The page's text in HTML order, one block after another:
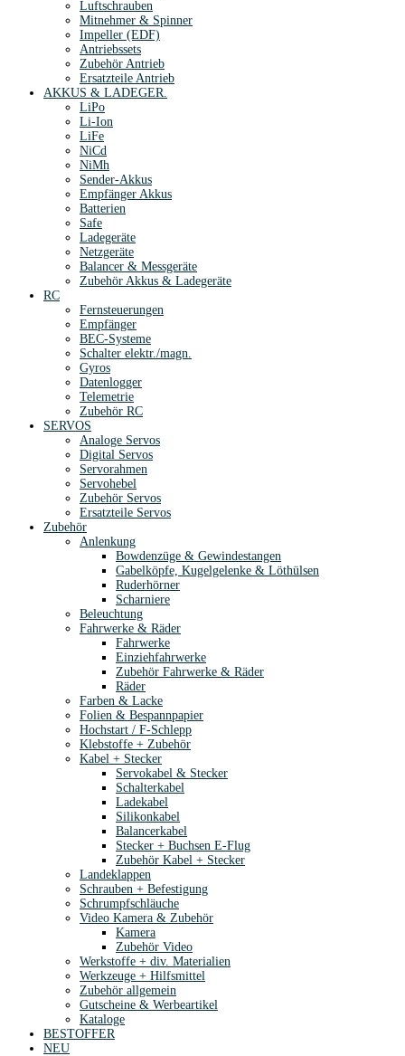
Luftschrauben
Mitnehmer & Spinner
Impeller (EDF)
Antriebssets
Zubehör Antrieb
Ersatzteile Antrieb
AKKUS & LADEGER.
LiPo
Li-Ion
LiFe
NiCd
NiMh
Sender-Akkus
Empfänger Akkus
Batterien
Safe
Ladegeräte
Netzgeräte
Balancer & Messgeräte
Zubehör Akkus & Ladegeräte
RC
Fernsteuerungen
Empfänger
BEC-Systeme
Schalter elektr./magn.
Gyros
Datenlogger
Telemetrie
Zubehör RC
SERVOS
Analoge Servos
Digital Servos
Servorahmen
Servohebel
Zubehör Servos
Ersatzteile Servos
Zubehör
Anlenkung
Bowdenzüge & Gewindestangen
Gabelköpfe, Kugelgelenke & Löthülsen
Ruderhörner
Scharniere
Beleuchtung
Fahrwerke & Räder
Fahrwerke
Einziehfahrwerke
Zubehör Fahrwerke & Räder
Räder
Farben & Lacke
Folien & Bespannpapier
Hochstart / F-Schlepp
Klebstoffe + Zubehör
Kabel + Stecker
Servokabel & Stecker
Schalterkabel
Ladekabel
Silikonkabel
Balancerkabel
Stecker + Buchsen E-Flug
Zubehör Kabel + Stecker
Landeklappen
Schrauben + Befestigung
Schrumpfschläuche
Video Kamera & Zubehör
Kamera
Zubehör Video
Werkstoffe + div. Materialien
Werkzeuge + Hilfsmittel
Zubehör allgemein
Gutscheine & Werbeartikel
Kataloge
BESTOFFER
NEU